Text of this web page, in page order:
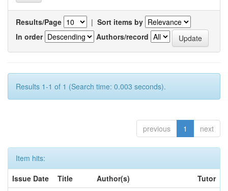
Results/Page | Sort items by
In order
Authors/record
Results 1-1 of 1 (Search time: 0.003 seconds).
previous 1 next
Item hits:
Issue Date
Title Author(s)
Tutor